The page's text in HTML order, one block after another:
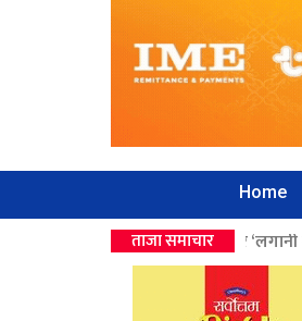
Home
ताजा समाचार
उपहार ‘लगानी बोर्डको सीईओ’ >>